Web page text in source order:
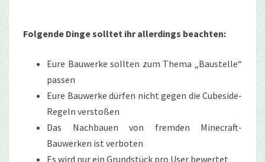
Folgende Dinge solltet ihr allerdings beachten:
Eure Bauwerke sollten zum Thema „Baustelle“
passen
Eure Bauwerke dürfen nicht gegen die Cubeside-
Regeln verstoßen
Das Nachbauen von fremden Minecraft-
Bauwerken ist verboten
Es wird nur ein Grundstück pro User bewertet